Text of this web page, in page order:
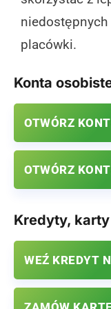
placówki.
Konta
OTWÓRZ
OTWÓRZ
Kredyty,
WEŹ KREDYT